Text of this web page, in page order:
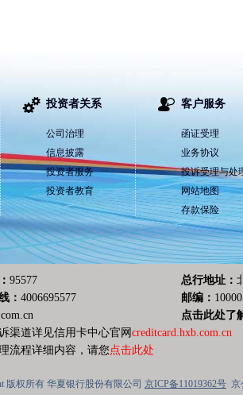
投资者关系
公司治理
信息披露
投资者服务
投资者教育
客户服务
函证受理
业务协议
投诉受理与处
网站地图
存款保险
95577 总行地址：
： 4006695577 邮编：
点击此处了
渠道详见信用卡中心官网 creditcard.hxb.com.cn
流程详细内容，请您 点击此处
版权所有 华夏银行股份有限公司 京ICP备11019362号 京